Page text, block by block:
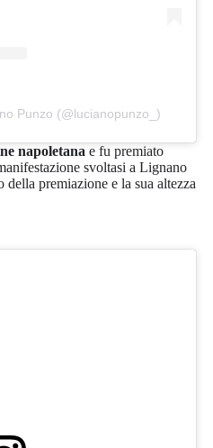
Punzo (@lucianopunzo_)
napoletana e fu premiato
svoltasi a Lignano
premiazione e la sua altezza